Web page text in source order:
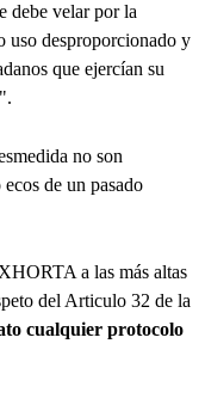
debe velar por la
uso desproporcionado y
que ejercían su
no son
de un pasado
a las más altas
del Articulo 32 de la
cualquier protocolo